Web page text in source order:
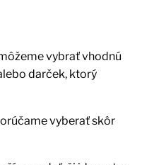
vybrať vhodnú
darček, ktorý
vyberať skôr